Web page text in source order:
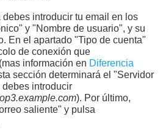
introducir tu email en los
y "Nombre de usuario", y su
. En el apartado "Tipo de cuenta"
de conexión que
(mas información en Diferencia
sección determinará el "Servidor
introducir
). Por último,
saliente" y pulsa